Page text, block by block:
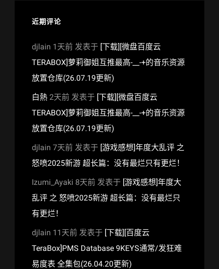
近期评论
djlain 1天前 发表于 [下载][微盘百度云
TERABOX]萝莉御姐互推最高-__-+的音乐资源
放置仓库(26.07.19更新)
白熱 2天前 发表于 [下载][微盘百度云
TERABOX]萝莉御姐互推最高-__-+的音乐资源
放置仓库(26.07.19更新)
djlain 7天前 发表于 [游戏感想]年度大乱评 之
怒喷2025新游 超长篇：没有最烂只有更烂！
Izumi_Ayaki 8天前 发表于 [游戏感想]年度大
乱评 之 怒喷2025新游 超长篇：没有最烂只
有更烂！
djlain 11天前 发表于 [下载][百度云
TeraBox]PMS Database 9KEYS通常/发狂难
易度表 全集包(26.04.20更新)